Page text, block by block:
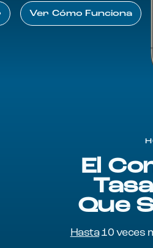
Ver Cómo Funciona
Ver Cómo Funciona
El
Que
Hasta10 veces